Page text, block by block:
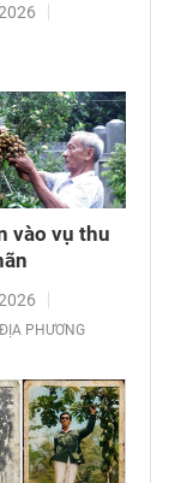
vào vụ thu
PHƯƠNG